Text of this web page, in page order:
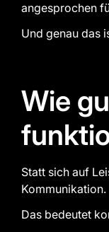
angesprochen
Und genau das
Wie
Statt sich auf
Kommunikation.
Das bedeutet